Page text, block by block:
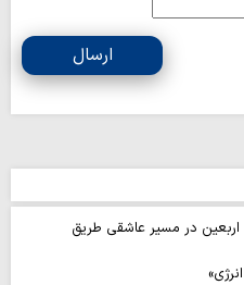
ارسال
اربعین در مسیر عاشقی طریق